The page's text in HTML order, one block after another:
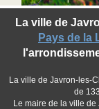
La ville de
Pays de la
La ville de Javron-les-
de
Le maire de la ville